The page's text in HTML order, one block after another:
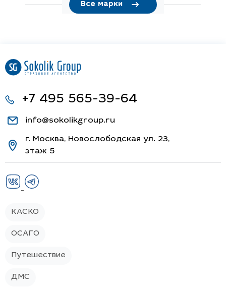
Все марки
+7 495 565-39-64
info@sokolikgroup.ru
г. Москва, Новослободская ул. 23,
этаж 5
КАСКО
ОСАГО
Путешествие
ДМС